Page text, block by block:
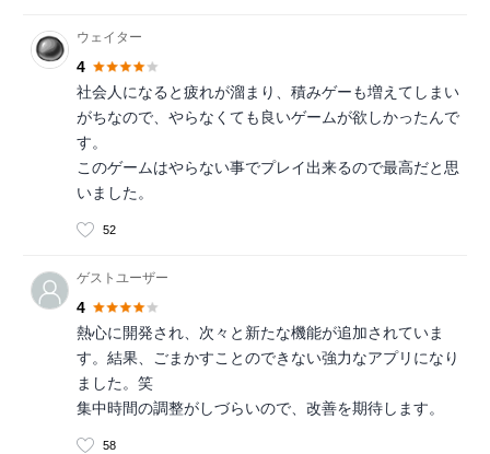
ウェイター
4
社会人になると疲れが溜まり、積みゲーも増えてしまい
がちなので、やらなくても良いゲームが欲しかったんで
す。
このゲームはやらない事でプレイ出来るので最高だと思
いました。
52
ゲストユーザー
4
熱心に開発され、次々と新たな機能が追加されていま
す。結果、ごまかすことのできない強力なアプリになり
ました。笑
集中時間の調整がしづらいので、改善を期待します。
58